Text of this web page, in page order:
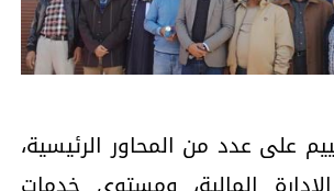
على عدد من المحاور الرئيسية،